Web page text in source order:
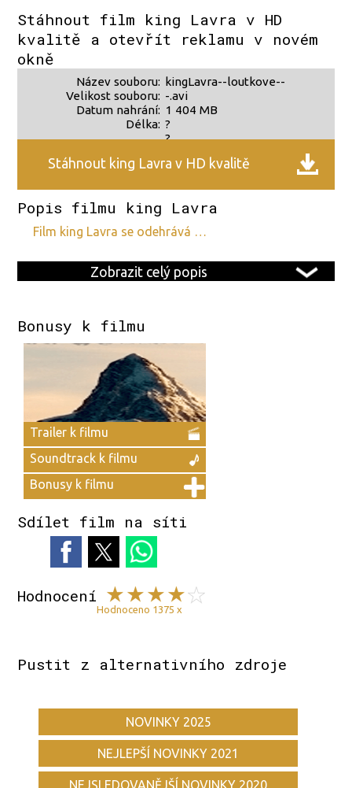
Stáhnout film king Lavra v HD
kvalitě a otevřít reklamu v novém
okně
Název souboru:
Velikost souboru:
Datum nahrání:
Délka:
kingLavra--loutkove--
-.avi
1 404 MB
?
?
Stáhnout king Lavra v HD kvalitě
Popis filmu king Lavra
film king Lavra se odehrává …
Zobrazit celý popis
Bonusy k filmu
Trailer k filmu
Soundtrack k filmu
Bonusy k filmu
Sdílet film na síti
Hodnocení
Hodnoceno 1375 x
Pustit z alternativního zdroje
NOVINKY 2025
NEJLEPŠÍ NOVINKY 2021
NEJSLEDOVANĚJŠÍ NOVINKY 2020